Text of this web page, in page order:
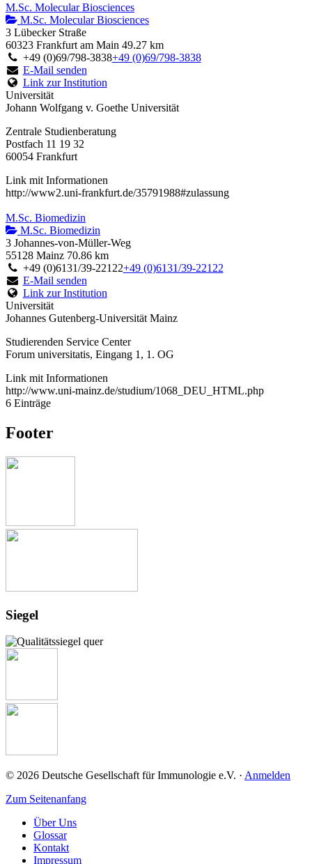
M.Sc. Molecular Biosciences
M.Sc. Molecular Biosciences
3 Lübecker Straße
60323 Frankfurt am Main 49.27 km
+49 (0)69/798-3838+49 (0)69/798-3838
E-Mail senden
Link zur Institution
Universität
Johann Wolfgang v. Goethe Universität
Zentrale Studienberatung
Postfach 11 19 32
60054 Frankfurt
Link mit Informationen
http://www2.uni-frankfurt.de/35791988#zulassung
M.Sc. Biomedizin
M.Sc. Biomedizin
3 Johannes-von-Müller-Weg
55128 Mainz 70.86 km
+49 (0)6131/39-22122+49 (0)6131/39-22122
E-Mail senden
Link zur Institution
Universität
Johannes Gutenberg-Universität Mainz
Studierenden Service Center
Forum universitatis, Eingang 1, 1. OG
Link mit Informationen
http://www.uni-mainz.de/studium/1068_DEU_HTML.php
6 Einträge
Footer
Siegel
© 2026 Deutsche Gesellschaft für Immunologie e.V. · Anmelden
Zum Seitenanfang
Über Uns
Glossar
Kontakt
Impressum